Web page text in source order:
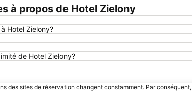
à propos de Hotel Zielony
Hotel Zielony?
de Hotel Zielony?
des sites de réservation changent constamment. Par